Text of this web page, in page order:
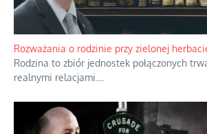
Bezobsługowe muzeum objawień w Alpach
Boże, nikt tego nie pilnuje, nic kompletnie....